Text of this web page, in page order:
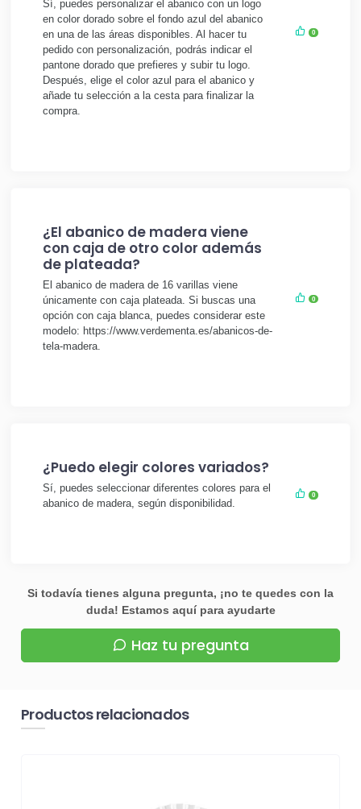
Sí, puedes personalizar el abanico con un logo
en color dorado sobre el fondo azul del abanico
en una de las áreas disponibles. Al hacer tu
pedido con personalización, podrás indicar el
pantone dorado que prefieres y subir tu logo.
Después, elige el color azul para el abanico y
añade tu selección a la cesta para finalizar la
compra.
0
¿El abanico de madera viene
con caja de otro color además
de plateada?
El abanico de madera de 16 varillas viene
únicamente con caja plateada. Si buscas una
opción con caja blanca, puedes considerar este
modelo: https://www.verdementa.es/abanicos-de-
tela-madera.
0
¿Puedo elegir colores variados?
Sí, puedes seleccionar diferentes colores para el
abanico de madera, según disponibilidad.
0
Si todavía tienes alguna pregunta, ¡no te quedes con la
duda! Estamos aquí para ayudarte
Haz tu pregunta
Productos relacionados